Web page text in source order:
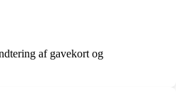
af gavekort og